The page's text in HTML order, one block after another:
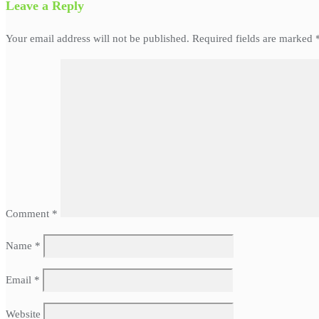
Leave a Reply
Your email address will not be published. Required fields are marked
Comment *
Name *
Email *
Website